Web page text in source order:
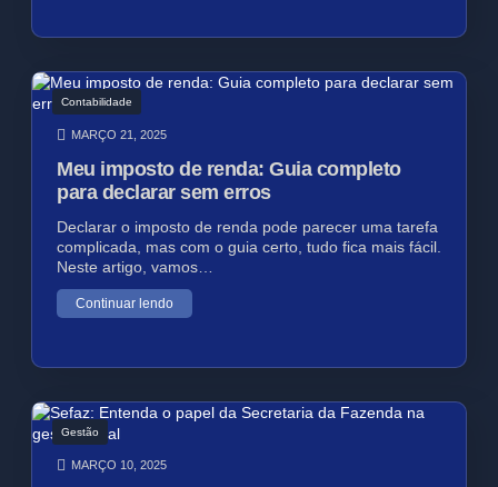
Contabilidade
MARÇO 21, 2025
Meu imposto de renda: Guia completo
para declarar sem erros
Declarar o imposto de renda pode parecer uma tarefa
complicada, mas com o guia certo, tudo fica mais fácil.
Neste artigo, vamos…
Continuar lendo
Gestão
MARÇO 10, 2025